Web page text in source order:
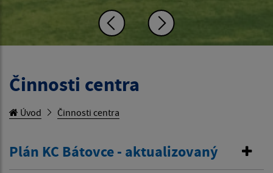
Činnosti centra
Úvod Činnosti centra
Plán KC Bátovce - aktualizovaný